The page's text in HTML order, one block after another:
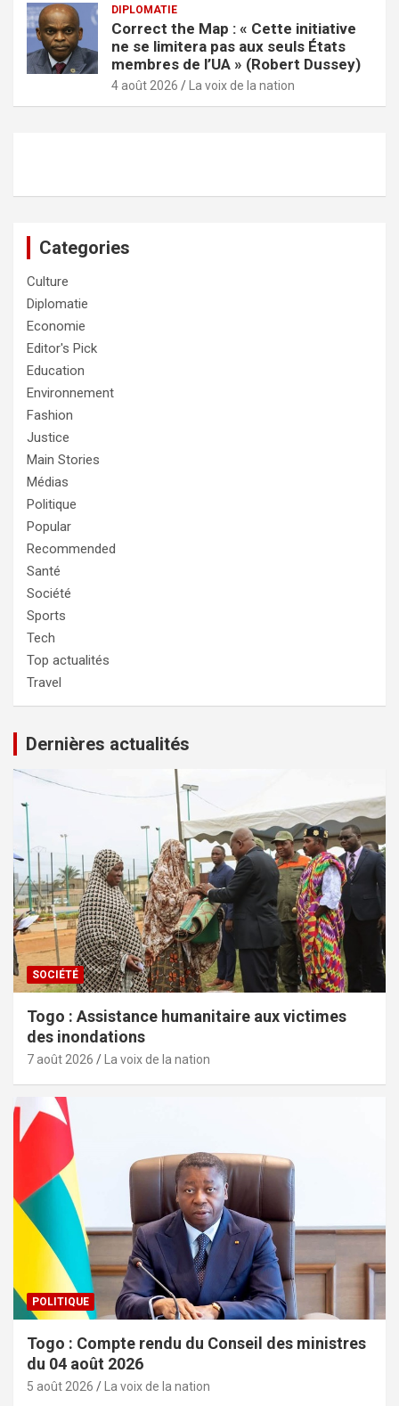
DIPLOMATIE
Correct the Map : « Cette initiative
ne se limitera pas aux seuls États
membres de l’UA » (Robert Dussey)
4 août 2026 La voix de la nation
Categories
Culture
Diplomatie
Economie
Editor's Pick
Education
Environnement
Fashion
Justice
Main Stories
Médias
Politique
Popular
Recommended
Santé
Société
Sports
Tech
Top actualités
Travel
Dernières actualités
SOCIÉTÉ
Togo : Assistance humanitaire aux victimes
des inondations
7 août 2026 La voix de la nation
POLITIQUE
Togo : Compte rendu du Conseil des ministres
du 04 août 2026
5 août 2026 La voix de la nation